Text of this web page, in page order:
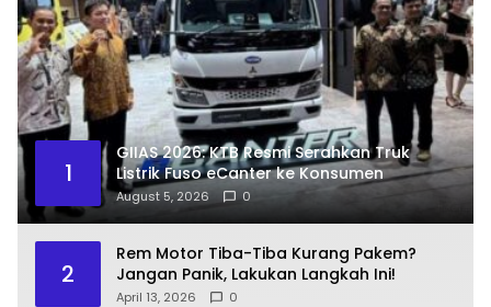
1
GIIAS 2026: KTB Resmi Serahkan Truk
Listrik Fuso eCanter ke Konsumen
August 5, 2026 0
2
Rem Motor Tiba-Tiba Kurang Pakem?
Jangan Panik, Lakukan Langkah Ini!
April 13, 2026 0